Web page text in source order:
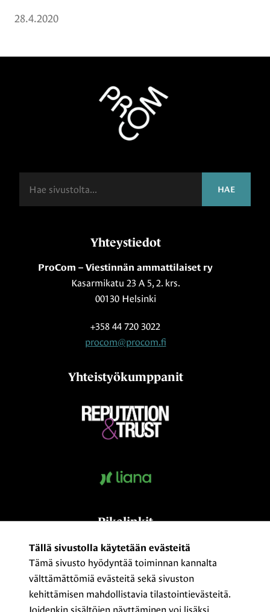
Tällä sivustolla käytetään evästeitä
Tämä sivusto hyödyntää toiminnan kannalta
välttämättömiä evästeitä sekä sivuston
kehittämisen mahdollistavia tilastointievästeitä.
28.4.2020
HAE
Yhteystiedot
ProCom – Viestinnän ammattilaiset ry
Kasarmikatu 23 A 5, 2. krs.
00130 Helsinki
+358 44 720 3022
procom@procom.fi
Yhteistyökumppanit
Pikalinkit
Kumppaniksi?
Medialle
Yhteystiedot ja laskutusosoitteet
ProCom – The Finnish Association of